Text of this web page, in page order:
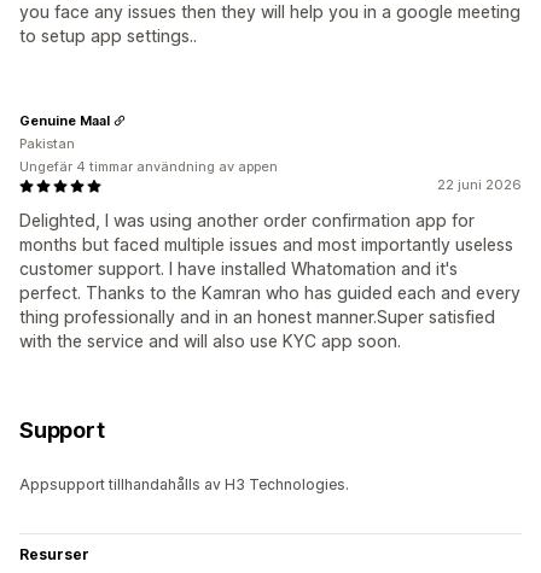
you face any issues then they will help you in a google meeting
to setup app settings..
22 juni 2026
Delighted, I was using another order confirmation app for
months but faced multiple issues and most importantly useless
customer support. I have installed Whatomation and it's
perfect. Thanks to the Kamran who has guided each and every
thing professionally and in an honest manner.Super satisfied
with the service and will also use KYC app soon.
Genuine Maal
Pakistan
Ungefär 4 timmar användning av appen
Support
Appsupport tillhandahålls av H3 Technologies.
Resurser